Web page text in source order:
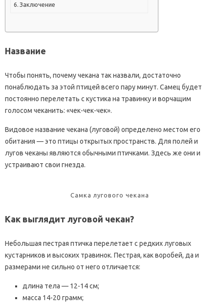
Заключение
Название
Чтобы понять, почему чекана так назвали, достаточно
понаблюдать за этой птицей всего пару минут. Самец будет
постоянно перелетать с кустика на травинку и ворчащим
голосом чеканить: «чек-чек-чек».
Видовое название чекана (луговой) определено местом его
обитания — это птицы открытых пространств. Для полей и
лугов чеканы являются обычными птичками. Здесь же они и
устраивают свои гнезда.
Самка лугового чекана
Как выглядит луговой чекан?
Небольшая пестрая птичка перелетает с редких луговых
кустарников и высоких травинок. Пестрая, как воробей, да и
размерами не сильно от него отличается:
длина тела — 12-14 см;
масса 14-20 грамм;